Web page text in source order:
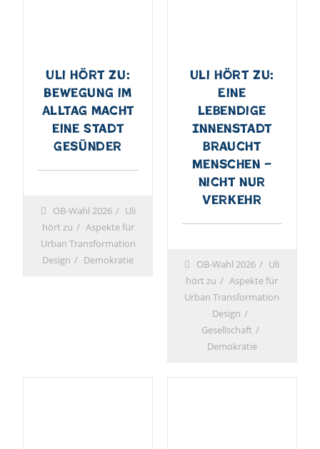
Uli hört zu:
Bewegung im
Alltag macht
eine Stadt
gesünder
OB-Wahl 2026
Uli
hört zu
Aspekte für
Urban Transformation
Design
Demokratie
Uli hört zu:
Eine
lebendige
Innenstadt
braucht
Menschen –
nicht nur
Verkehr
OB-Wahl 2026
Uli
hört zu
Aspekte für
Urban Transformation
Design
Gesellschaft
Demokratie